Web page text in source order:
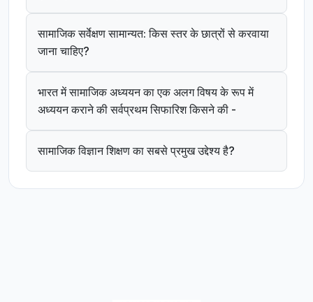
सामाजिक सर्वेक्षण सामान्यत: किस स्तर के छात्रों से करवाया
जाना चाहिए?
भारत में सामाजिक अध्ययन का एक अलग विषय के रूप में
अध्ययन कराने की सर्वप्रथम सिफारिश किसने की -
सामाजिक विज्ञान शिक्षण का सबसे प्रमुख उद्देश्य है?